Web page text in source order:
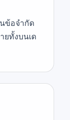
ข้อจำกัด
ยทั้งบนเด